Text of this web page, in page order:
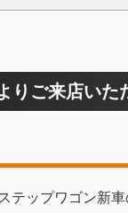
りご来店いた
テップワゴン新